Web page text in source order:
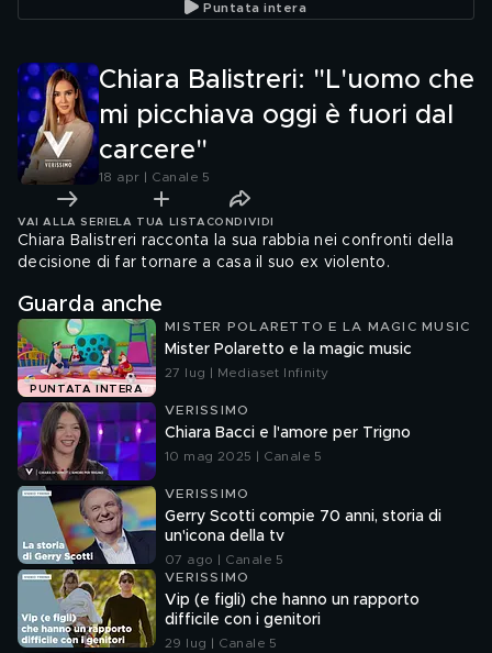
Puntata intera
Chiara Balistreri: "L'uomo che
mi picchiava oggi è fuori dal
carcere"
18 apr | Canale 5
VAI ALLA SERIE LA TUA LISTA CONDIVIDI
Chiara Balistreri racconta la sua rabbia nei confronti della
decisione di far tornare a casa il suo ex violento.
Guarda anche
PUNTATA INTERA
MISTER POLARETTO E LA MAGIC MUSIC
Mister Polaretto e la magic music
27 lug | Mediaset Infinity
VERISSIMO
Chiara Bacci e l'amore per Trigno
10 mag 2025 | Canale 5
VERISSIMO
Gerry Scotti compie 70 anni, storia di
un'icona della tv
07 ago | Canale 5
VERISSIMO
Vip (e figli) che hanno un rapporto
difficile con i genitori
29 lug | Canale 5